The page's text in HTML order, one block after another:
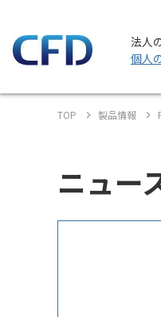
法人
個人
TOP 製品情報
ニュー